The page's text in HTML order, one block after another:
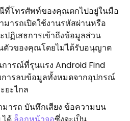
ที่โทรศัพท์ของคุณตกไปอยู่ในมือ
ารถเปิดใช้งานรหัสผ่านหรือ
ปฏิเสธการเข้าถึงข้อมูลส่วน
วของคุณโดยไม่ได้รับอนุญาต
ารณ์ที่รุนแรง Android Find
การลบข้อมูลทั้งหมดจากอุปกรณ์
ยะไกล
ารถ บันทึกเสียง ข้อความบน